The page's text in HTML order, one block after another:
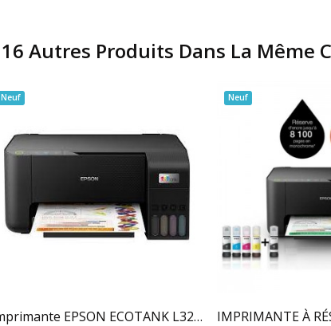
16 Autres Produits Dans La Même
Neuf
Imprimante EPSON ECOTANK L3210 avec réservoir...
Neuf